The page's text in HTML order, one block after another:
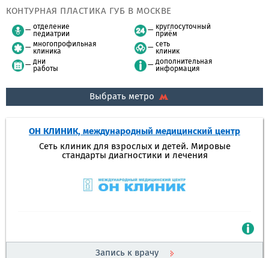
КОНТУРНАЯ ПЛАСТИКА ГУБ В МОСКВЕ
отделение
педиатрии
многопрофильная
клиника
дни
работы
круглосуточный
приём
сеть
клиник
дополнительная
информация
Выбрать метро
ОН КЛИНИК, международный медицинский центр
Сеть клиник для взрослых и детей. Мировые
стандарты диагностики и лечения
Запись к врачу